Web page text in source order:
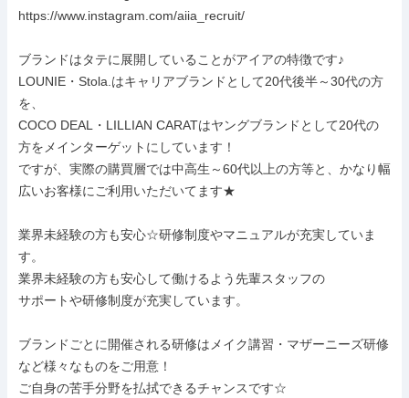
https://www.instagram.com/aiia_recruit/
ブランドはタテに展開していることがアイアの特徴です♪
LOUNIE・Stola.はキャリアブランドとして20代後半～30代の方
を、
COCO DEAL・LILLIAN CARATはヤングブランドとして20代の
方をメインターゲットにしています！
ですが、実際の購買層では中高生～60代以上の方等と、かなり幅
広いお客様にご利用いただいてます★
業界未経験の方も安心☆研修制度やマニュアルが充実していま
す。
業界未経験の方も安心して働けるよう先輩スタッフの
サポートや研修制度が充実しています。
ブランドごとに開催される研修はメイク講習・マザーニーズ研修
など様々なものをご用意！
ご自身の苦手分野を払拭できるチャンスです☆